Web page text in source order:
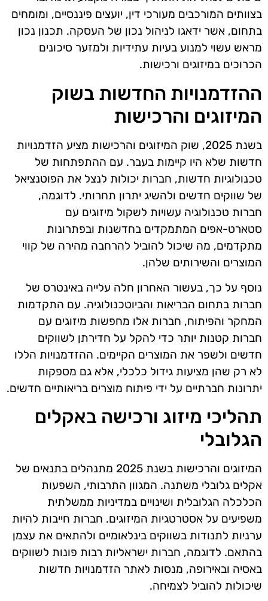
בצוותים המורכבים מעורכי דין, יועצים פיננסיים, ומומחים
בתחום, אשר ידאגו לניהול נכון של העסקה. תכנון נכון
מראש עשוי למנוע בעיות עתידיות ולמזער סיכונים
הכרוכים במיזוגים ורכישות.
ההזדמנויות החדשות בשוק
המיזוגים והרכישות
בשנת 2025, שוק המיזוגים והרכישות מציע הזדמנויות
חדשות שלא היו קיימות בעבר. עם ההתפתחות של
טכנולוגיות חדשות, חברות יכולות לנצל את הפוטנציאל
של שווקים חדשים ולהשיג יתרון תחרותי. לדוגמה,
חברות טכנולוגיה עשויות לשקול מיזוגים עם
סטארט-אפים המתמקדים בחדשנות ובפתרונות
מתקדמים, מה שיכול להוביל להרחבה מהירה של קווי
המוצרים והשירותים שלהן.
נוסף על כך, בעשור האחרון חלה עלייה באינטרס של
חברות בתחום הבריאות והביוטכנולוגיה. עם התקדמות
המחקר והפיתוח, חברות אלו מחפשות מיזוגים עם
חברות קטנות יותר כדי להקל על חדירתן לשווקים
חדשים ולשפר את המוצרים הקיימים. ההזדמנויות הללו
לא רק שהן מציעות גידול כלכלי, אלא גם מספקות
יתרונות חברתיים על ידי פיתוח מוצרים בריאותיים חדשים.
תהליכי מיזוג ורכישה באקלים
הגלובלי
המיזוגים והרכישות בשנת 2025 מתנהלים בתנאים של
אקלים גלובלי משתנה. המגוון התרבותי, השפעות
הכלכלה הגלובלית ושינויים במדיניות ממשלתית
משפיעים על אסטרטגיות המיזוגים. חברות חייבות להיות
ערניות לתנודות בשווקים בינלאומיים ולהתאים את עצמן
בהתאם. לדוגמה, חברות ישראליות רבות פונות לשווקים
באסיה ובאירופה, מנסות לאתר הזדמנויות חדשות
שיכולות להוביל לצמיחה.